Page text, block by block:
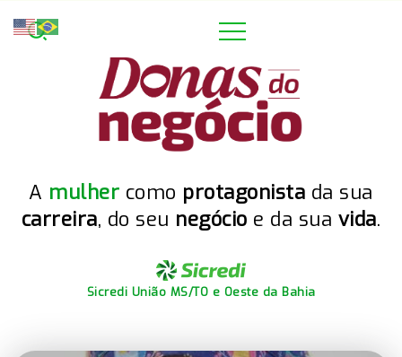
A mulher como protagonista da sua
carreira, do seu negócio e da sua vida.
Sicredi União MS/TO e Oeste da Bahia